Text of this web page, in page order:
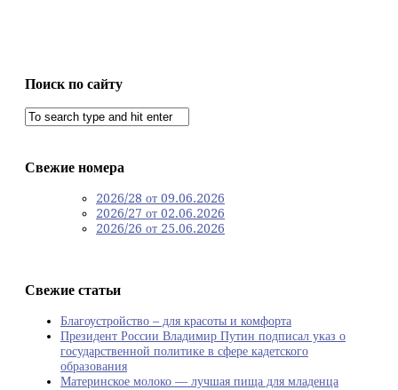
Поиск по сайту
Свежие номера
2026/28 от 09.06.2026
2026/27 от 02.06.2026
2026/26 от 25.06.2026
Свежие статьи
Благоустройство – для красоты и комфорта
Президент России Владимир Путин подписал указ о
государственной политике в сфере кадетского
образования
Материнское молоко — лучшая пища для младенца